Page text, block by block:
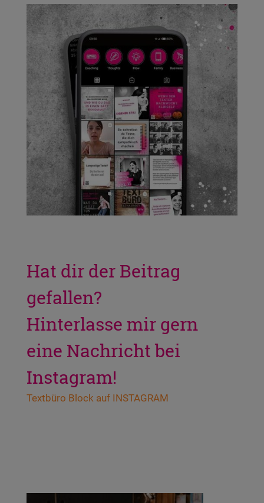
Hat dir der Beitrag
gefallen?
Hinterlasse mir gern
eine Nachricht bei
Instagram!
Text­bü­ro Block auf INSTAGRAM